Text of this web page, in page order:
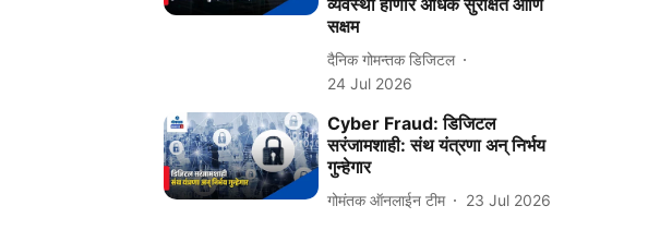
व्यवस्था होणार अधिक सुरक्षित आणि
सक्षम
दैनिक गोमन्तक डिजिटल
24 Jul 2026
Cyber Fraud: डिजिटल
सरंजामशाही: संथ यंत्रणा अन् निर्भय
गुन्हेगार
गोमंतक ऑनलाईन टीम 23 Jul 2026